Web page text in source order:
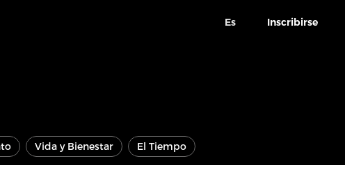
Es Inscribirse
Vida y Bienestar El Tiempo